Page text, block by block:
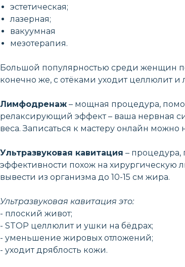
эстетическая;
лазерная;
вакуумная
мезотерапия.
Большой популярностью среди женщин
конечно же, с отёками уходит целлюлит
Лимфодренаж – мощная процедура,
релаксирующий эффект – ваша нервная
веса. Записаться к мастеру онлайн
Ультразвуковая кавитация – процедура,
эффективности похож на хирургическую
вывести из организма до 10-15 см жира.
Ультразвуковая кавитация это:
- плоский живот;
- STOP целлюлит и ушки на бёдрах;
- уменьшение жировых отложений;
- уходит дряблость кожи.